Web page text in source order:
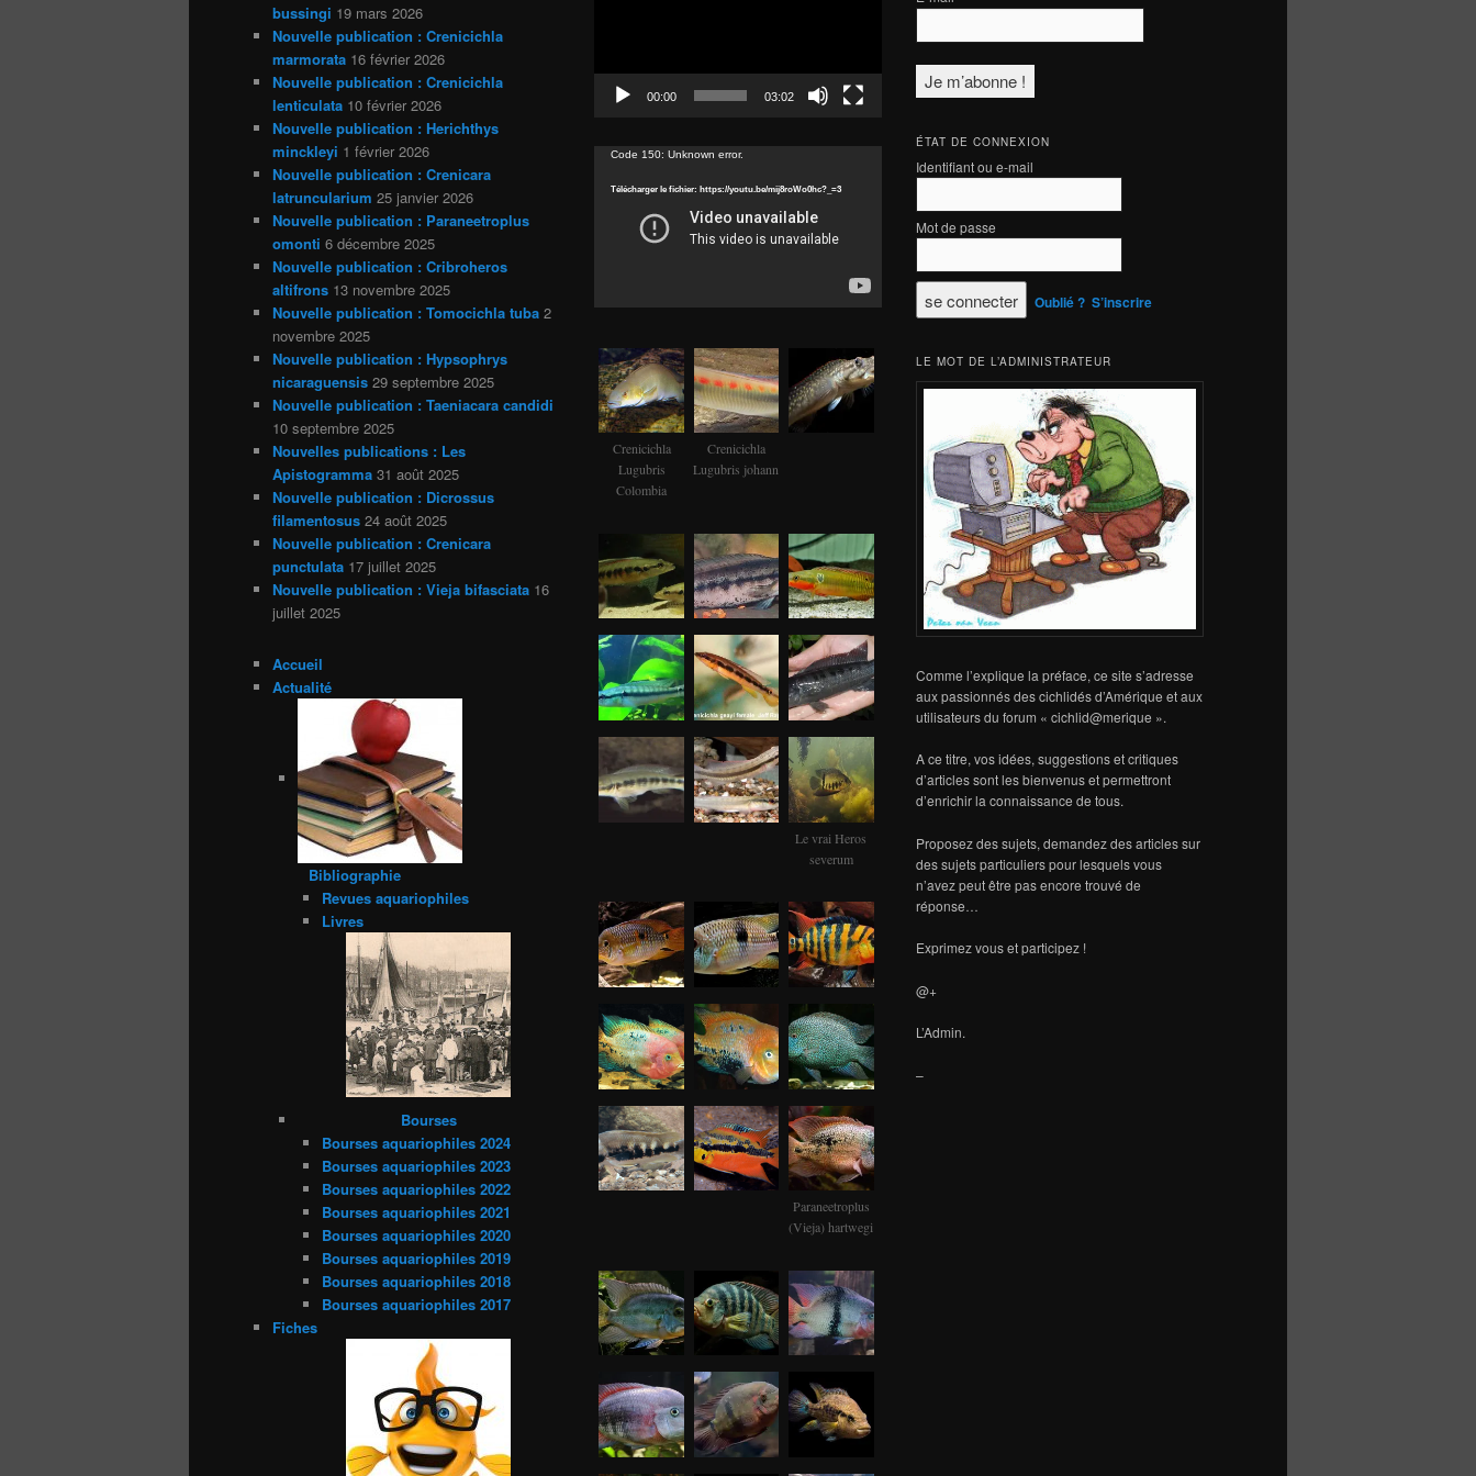
bussingi 19 mars 2026
Nouvelle publication : Crenicichla
marmorata 16 février 2026
Nouvelle publication : Crenicichla
lenticulata 10 février 2026
Nouvelle publication : Herichthys
minckleyi 1 février 2026
Nouvelle publication : Crenicara
latruncularium 25 janvier 2026
Nouvelle publication : Paraneetroplus
omonti 6 décembre 2025
Nouvelle publication : Cribroheros
altifrons 13 novembre 2025
Nouvelle publication : Tomocichla tuba 2
novembre 2025
Nouvelle publication : Hypsophrys
nicaraguensis 29 septembre 2025
Nouvelle publication : Taeniacara candidi
10 septembre 2025
Nouvelles publications : Les
Apistogramma 31 août 2025
Nouvelle publication : Dicrossus
filamentosus 24 août 2025
Nouvelle publication : Crenicara
punctulata 17 juillet 2025
Nouvelle publication : Vieja bifasciata 16
juillet 2025
Accueil
Actualité
Bibliographie
Revues aquariophiles
Livres
Bourses
Bourses aquariophiles 2024
Bourses aquariophiles 2023
Bourses aquariophiles 2022
Bourses aquariophiles 2021
Bourses aquariophiles 2020
Bourses aquariophiles 2019
Bourses aquariophiles 2018
Bourses aquariophiles 2017
Fiches
00:00 03:02
Lecteur
Code 150: Unknown error.
Télécharger le fichier: https://youtu.be/mij8roWo0hc?_=3
Crenicichla
Lugubris
Colombia
Crenicichla
Lugubris johann
Le vrai Heros
severum
Paraneetroplus
(Vieja) hartwegi
ÉTAT DE CONNEXION
Identifiant ou e-mail
Mot de passe
Oublié ? S’inscrire
LE MOT DE L’ADMINISTRATEUR
Comme l’explique la préface, ce site s’adresse
aux passionnés des cichlidés d’Amérique et aux
utilisateurs du forum « cichlid@merique ».
A ce titre, vos idées, suggestions et critiques
d’articles sont les bienvenus et permettront
d’enrichir la connaissance de tous.
Proposez des sujets, demandez des articles sur
des sujets particuliers pour lesquels vous
n’avez peut être pas encore trouvé de
réponse…
Exprimez vous et participez !
@+
L’Admin.
–